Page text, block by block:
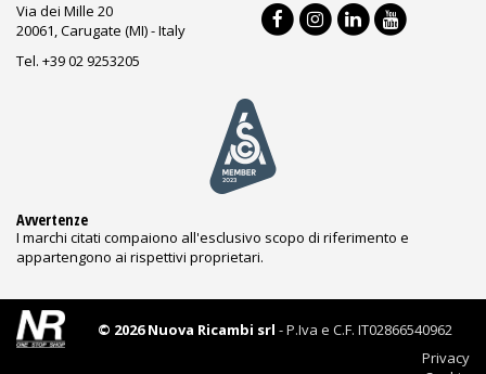
Via dei Mille 20
20061, Carugate (MI) - Italy
Tel. +39 02 9253205
Avvertenze
I marchi citati compaiono all'esclusivo scopo di riferimento e
appartengono ai rispettivi proprietari.
© 2026 Nuova Ricambi srl - P.Iva e C.F. IT02866540962
Privacy